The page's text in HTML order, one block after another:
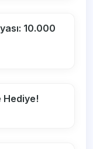
10.000
Hediye!